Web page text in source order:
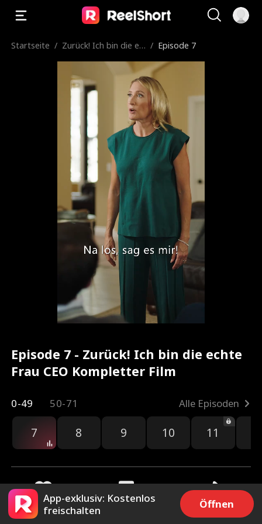
Startseite / Zurück! Ich bin die ec
/ Episode 7
Episode 7 - Zurück! Ich bin die echte
Frau CEO Kompletter Film
0-49 50-71 Alle Episoden
7 8 9 10 11
2.9k Teilen
App-exklusiv: Kostenlos
freischalten
Öffnen